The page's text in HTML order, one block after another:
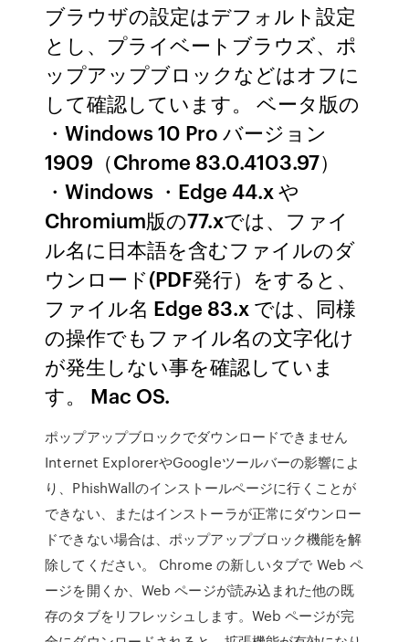
ブラウザの設定はデフォルト設定
とし、プライベートブラウズ、ポ
ップアップブロックなどはオフに
して確認しています。 ベータ版の
・Windows 10 Pro バージョン
1909（Chrome 83.0.4103.97）
・Windows ・Edge 44.x や
Chromium版の77.xでは、ファイ
ル名に日本語を含むファイルのダ
ウンロード(PDF発行）をすると、
ファイル名 Edge 83.x では、同様
の操作でもファイル名の文字化け
が発生しない事を確認していま
す。 Mac OS.
ポップアップブロックでダウンロードできません
Internet ExplorerやGoogleツールバーの影響によ
り、PhishWallのインストールページに行くことが
できない、またはインストーラが正常にダウンロー
ドできない場合は、ポップアップブロック機能を解
除してください。 Chrome の新しいタブで Web ペ
ージを開くか、Web ページが読み込まれた他の既
存のタブをリフレッシュします。Web ページが完